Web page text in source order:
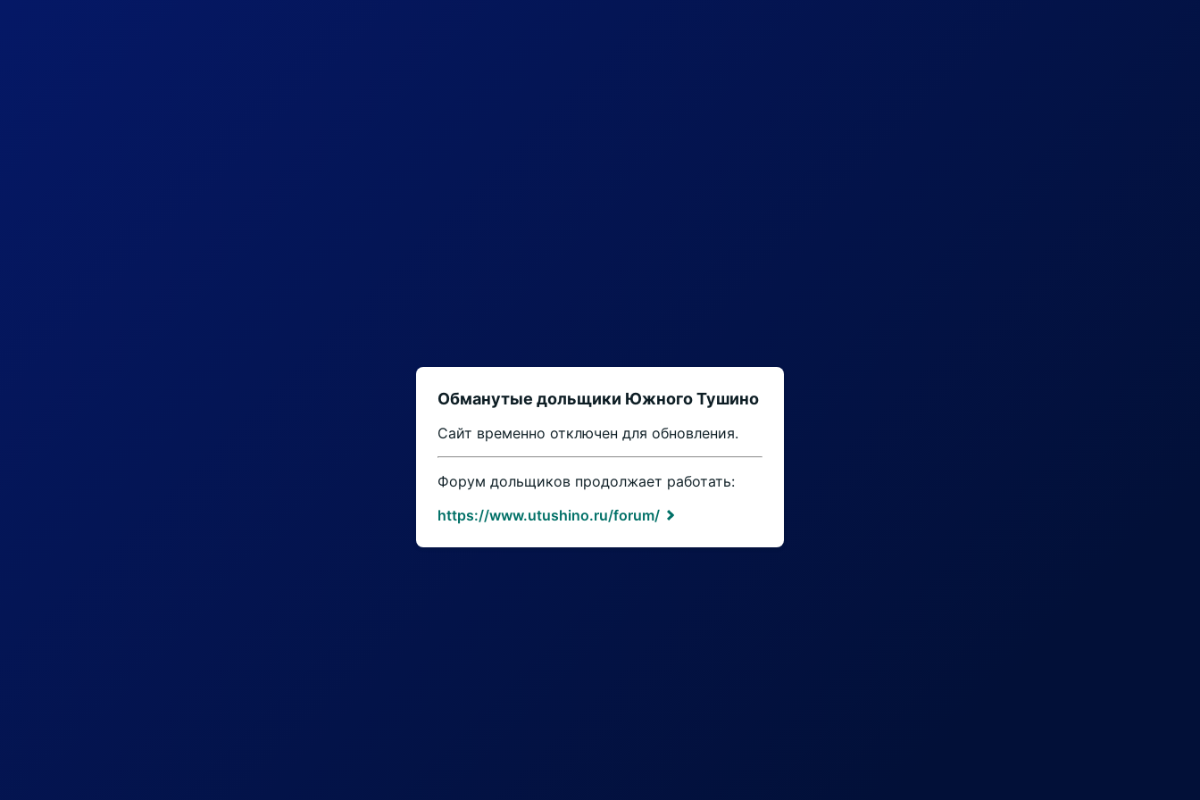
Обманутые дольщики Южного Тушино
Сайт временно отключен для обновления.
Форум дольщиков продолжает работать:
https://www.utushino.ru/forum/